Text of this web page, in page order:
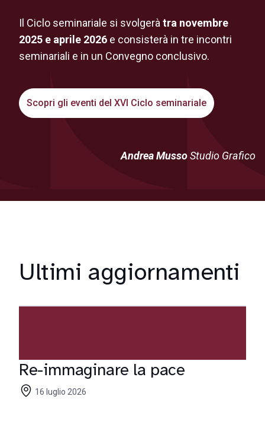
Il Ciclo seminariale si svolgerà tra novembre
2025 e aprile 2026 e consisterà in tre incontri
seminariali e in un Convegno conclusivo.
Scopri gli eventi del XVI Ciclo seminariale
Andrea MussoStudio Grafico
Ultimi aggiornamenti
Re-immaginare la pace
16 luglio 2026